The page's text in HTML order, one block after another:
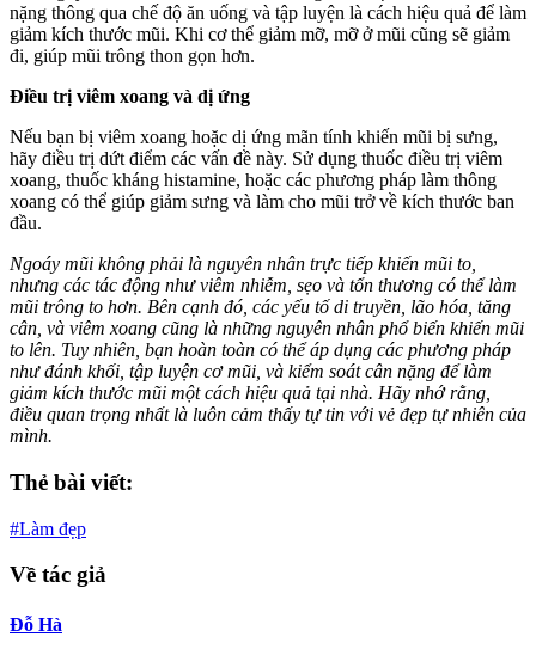
nặng thông qua chế độ ăn uống và tập luyện là cách hiệu quả để làm
giảm kích thước mũi. Khi cơ thể giảm mỡ, mỡ ở mũi cũng sẽ giảm
đi, giúp mũi trông thon gọn hơn.
Điều trị viêm xoang và dị ứng
Nếu bạn bị viêm xoang hoặc dị ứng mãn tính khiến mũi bị sưng,
hãy điều trị dứt điểm các vấn đề này. Sử dụng thuốc điều trị viêm
xoang, thuốc kháng histamine, hoặc các phương pháp làm thông
xoang có thể giúp giảm sưng và làm cho mũi trở về kích thước ban
đầu.
Ngoáy mũi không phải là nguyên nhân trực tiếp khiến mũi to,
nhưng các tác động như viêm nhiễm, sẹo và tổn thương có thể làm
mũi trông to hơn. Bên cạnh đó, các yếu tố di truyền, lão hóa, tăng
cân, và viêm xoang cũng là những nguyên nhân phổ biến khiến mũi
to lên. Tuy nhiên, bạn hoàn toàn có thể áp dụng các phương pháp
như đánh khối, tập luyện cơ mũi, và kiểm soát cân nặng để làm
giảm kích thước mũi một cách hiệu quả tại nhà. Hãy nhớ rằng,
điều quan trọng nhất là luôn cảm thấy tự tin với vẻ đẹp tự nhiên của
mình.
Thẻ bài viết:
#Làm đẹp
Về tác giả
Đỗ Hà